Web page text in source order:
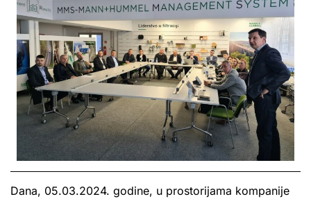
Dana, 05.03.2024. godine, u prostorijama kompanije